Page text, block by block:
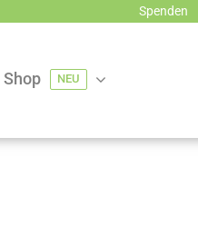
Spenden
Shop NEU